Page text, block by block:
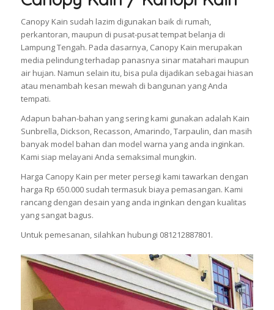
Canopy Kain sudah lazim digunakan baik di rumah,
perkantoran, maupun di pusat-pusat tempat belanja di
Lampung Tengah. Pada dasarnya, Canopy Kain merupakan
media pelindung terhadap panasnya sinar matahari maupun
air hujan. Namun selain itu, bisa pula dijadikan sebagai hiasan
atau menambah kesan mewah di bangunan yang Anda
tempati.
Adapun bahan-bahan yang sering kami gunakan adalah Kain
Sunbrella, Dickson, Recasson, Amarindo, Tarpaulin, dan masih
banyak model bahan dan model warna yang anda inginkan.
Kami siap melayani Anda semaksimal mungkin.
Harga Canopy Kain per meter persegi kami tawarkan dengan
harga Rp 650.000 sudah termasuk biaya pemasangan. Kami
rancang dengan desain yang anda inginkan dengan kualitas
yang sangat bagus.
Untuk pemesanan, silahkan hubungi 081212887801.